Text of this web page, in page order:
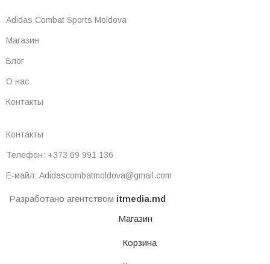
Adidas Combat Sports Moldova
Магазин
Блог
О нас
Контакты
Контакты
Телефон: +373 69 991 136
Е-майл: Adidascombatmoldova@gmail.com
Разработано агентством itmedia.md
Магазин
Корзина